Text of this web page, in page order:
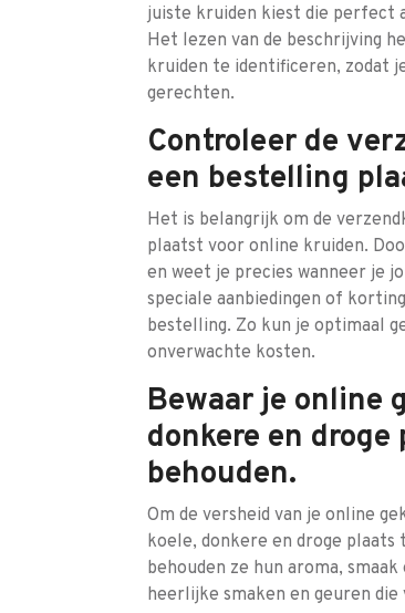
juiste kruiden kiest die perfect
Het lezen van de beschrijving
kruiden te identificeren, zodat
gerechten.
Controleer de
een bestelling
Het is belangrijk om de
plaatst voor online kruiden.
en weet je precies wanneer je
speciale aanbiedingen of
bestelling. Zo kun je optimaal
onverwachte kosten.
Bewaar je online
donkere en
behouden.
Om de versheid van je online
koele, donkere en droge plaats
behouden ze hun aroma,
heerlijke smaken en geuren